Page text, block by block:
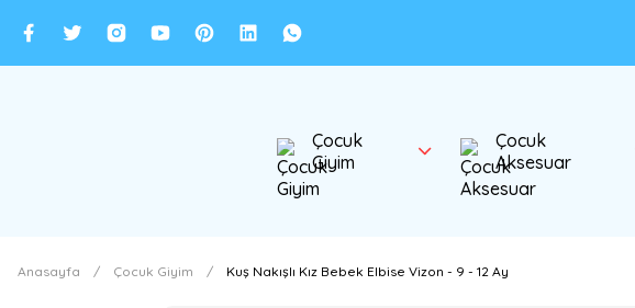
Çocuk
Giyim
Çocuk
Aksesuar
Anasayfa Çocuk Giyim Kuş Nakışlı Kız Bebek Elbise Vizon - 9 - 12 Ay